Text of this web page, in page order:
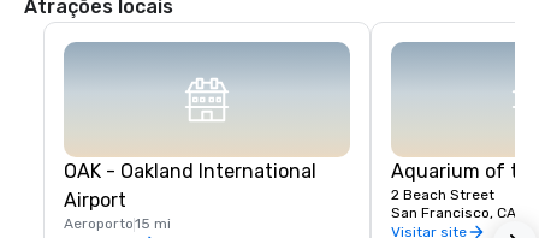
Atrações locais
OAK - Oakland International
Airport
Aeroporto15 mi
Aquarium of
2 Beach Street
San Francisco, CA,
Visitar site